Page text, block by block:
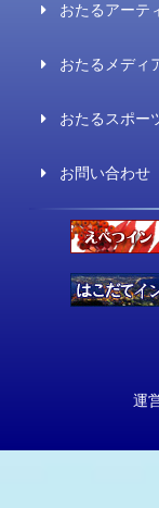
おたるアーテ
おたるメディ
おたるスポー
お問い合わせ
運